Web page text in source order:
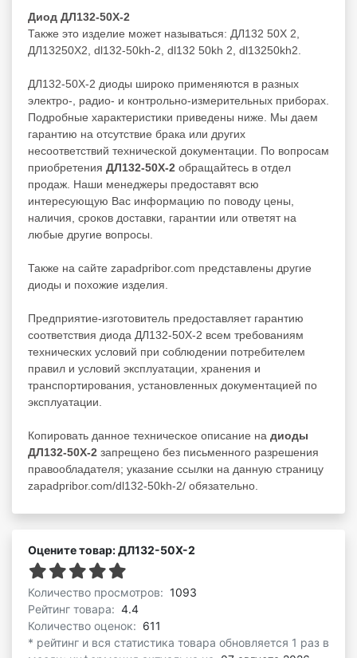
Диод ДЛ132-50Х-2
Также это изделие может называться: ДЛ132 50Х 2,
ДЛ13250Х2, dl132-50kh-2, dl132 50kh 2, dl13250kh2.
ДЛ132-50Х-2 диоды широко применяются в разных
электро-, радио- и контрольно-измерительных приборах.
Подробные характеристики приведены ниже. Мы даем
гарантию на отсутствие брака или других
несоответствий технической документации. По вопросам
приобретения ДЛ132-50Х-2 обращайтесь в отдел
продаж. Наши менеджеры предоставят всю
интересующую Вас информацию по поводу цены,
наличия, сроков доставки, гарантии или ответят на
любые другие вопросы.
Также на сайте zapadpribor.com представлены другие
диоды и похожие изделия.
Предприятие-изготовитель предоставляет гарантию
соответствия диода ДЛ132-50Х-2 всем требованиям
технических условий при соблюдении потребителем
правил и условий эксплуатации, хранения и
транспортирования, установленных документацией по
эксплуатации.
Копировать данное техническое описание на диоды
ДЛ132-50Х-2 запрещено без письменного разрешения
правообладателя; указание ссылки на данную страницу
zapadpribor.com/dl132-50kh-2/ обязательно.
Оцените товар: ДЛ132-50Х-2
Количество просмотров: 1093
Рейтинг товара: 4.4
Количество оценок: 611
* рейтинг и вся статистика товара обновляется 1 раз в